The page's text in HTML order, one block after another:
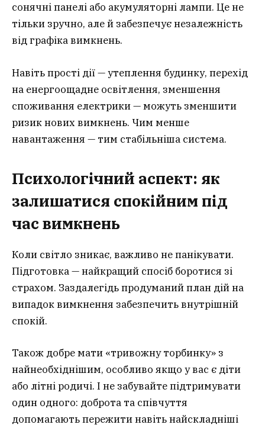
сонячні панелі або акумуляторні лампи. Це не
тільки зручно, але й забезпечує незалежність
від графіка вимкнень.
Навіть прості дії — утеплення будинку, перехід
на енергоощадне освітлення, зменшення
споживання електрики — можуть зменшити
ризик нових вимкнень. Чим менше
навантаження — тим стабільніша система.
Психологічний аспект: як
залишатися спокійним під
час вимкнень
Коли світло зникає, важливо не панікувати.
Підготовка — найкращий спосіб боротися зі
страхом. Заздалегідь продуманий план дій на
випадок вимкнення забезпечить внутрішній
спокій.
Також добре мати «тривожну торбинку» з
найнеобхіднішим, особливо якщо у вас є діти
або літні родичі. І не забувайте підтримувати
один одного: доброта та співчуття
допомагають пережити навіть найскладніші